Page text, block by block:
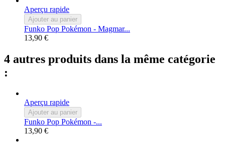
Aperçu rapide
Ajouter au panier
Funko Pop Pokémon - Magmar...
13,90 €
4 autres produits dans la même catégorie
:
Aperçu rapide
Ajouter au panier
Funko Pop Pokémon -...
13,90 €